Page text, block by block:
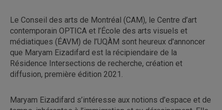
Le Conseil des arts de Montréal (CAM), le Centre d’art
contemporain OPTICA et l’École des arts visuels et
médiatiques (ÉAVM) de l’UQÀM sont heureux d'annoncer
que Maryam Eizadifard est la récipiendaire de la
Résidence Intersections de recherche, création et
diffusion, première édition 2021.
Maryam Eizadifard s’intéresse aux notions d’espace et de